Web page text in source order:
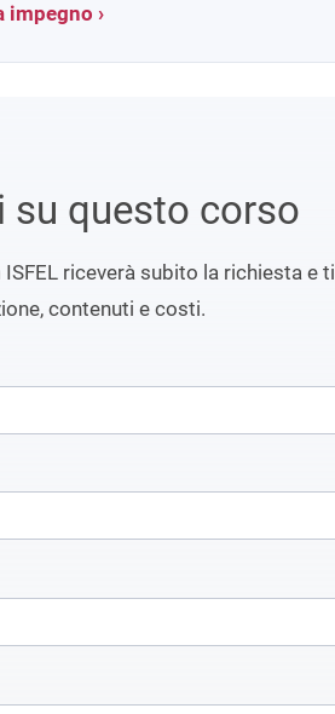
impegno ›
su questo corso
riceverà subito la richiesta e ti
contenuti e costi.